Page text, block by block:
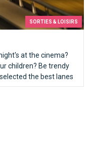
SORTIES & LOISIRS
at the cinema?
children? Be trendy
the best lanes